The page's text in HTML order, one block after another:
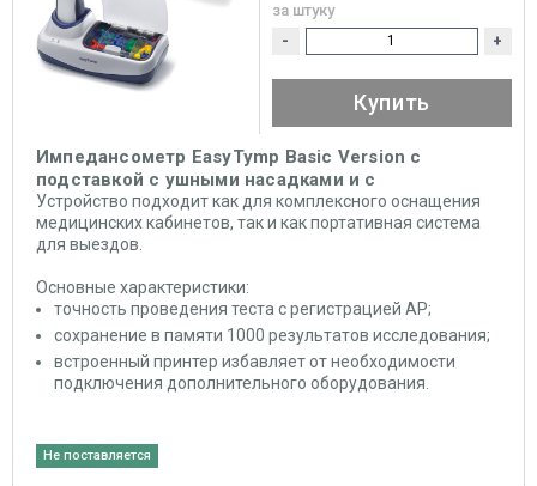
Импедансометр EasyTymp Basic Version с
подставкой с ушными насадками и с
беспроводным принтером MAICO
Устройство подходит как для комплексного оснащения
медицинских кабинетов, так и как портативная система
для выездов.
Основные характеристики:
точность проведения теста с регистрацией АР;
сохранение в памяти 1000 результатов исследования;
встроенный принтер избавляет от необходимости
подключения дополнительного оборудования.
Не поставляется
за штуку
- +
Купить